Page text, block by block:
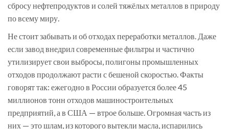
сбросу нефтепродуктов и солей тяжёлых металлов в природу
по всему миру.
Не стоит забывать и об отходах переработки металлов. Даже
если завод внедрил современные фильтры и частично
утилизирует свои выбросы, полигоны промышленных
отходов продолжают расти с бешеной скоростью. Факты
говорят так: ежегодно в России образуется более 45
миллионов тонн отходов машиностроительных
предприятий, а в США — втрое больше. Огромная часть из
них — это шлам, из которого вытекли масла, испарились